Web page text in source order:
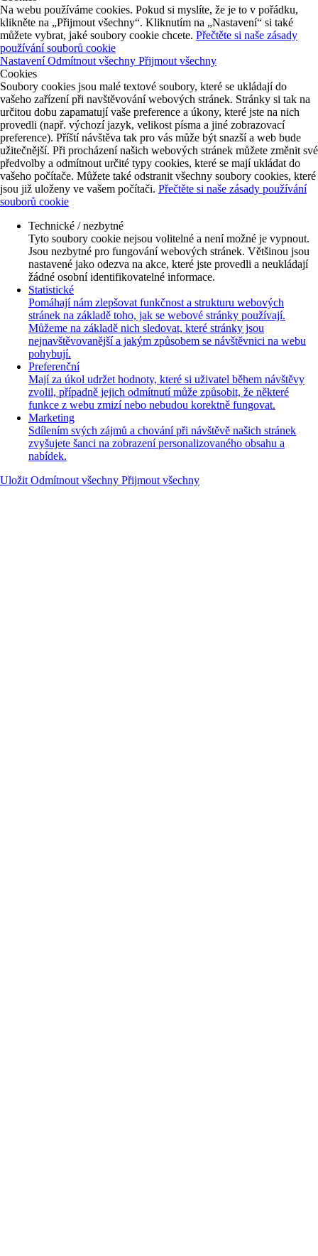
Na webu používáme cookies. Pokud si myslíte, že je to v pořádku,
klikněte na „Přijmout všechny“. Kliknutím na „Nastavení“ si také
můžete vybrat, jaké soubory cookie chcete. Přečtěte si naše zásady
používání souborů cookie
NastaveníOdmítnout všechny Přijmout všechny
Cookies
Soubory cookies jsou malé textové soubory, které se ukládají do
vašeho zařízení při navštěvování webových stránek. Stránky si tak na
určitou dobu zapamatují vaše preference a úkony, které jste na nich
provedli (např. výchozí jazyk, velikost písma a jiné zobrazovací
preference). Příští návštěva tak pro vás může být snazší a web bude
užitečnější. Při procházení našich webových stránek můžete změnit své
předvolby a odmítnout určité typy cookies, které se mají ukládat do
vašeho počítače. Můžete také odstranit všechny soubory cookies, které
jsou již uloženy ve vašem počítači. Přečtěte si naše zásady používání
souborů cookie
Technické / nezbytné
Tyto soubory cookie nejsou volitelné a není možné je vypnout.
Jsou nezbytné pro fungování webových stránek. Většinou jsou
nastavené jako odezva na akce, které jste provedli a neukládají
žádné osobní identifikovatelné informace.
Statistické
Pomáhají nám zlepšovat funkčnost a strukturu webových
stránek na základě toho, jak se webové stránky používají.
Můžeme na základě nich sledovat, které stránky jsou
nejnavštěvovanější a jakým způsobem se návštěvnici na webu
pohybují.
Preferenční
Mají za úkol udržet hodnoty, které si uživatel během návštěvy
zvolil, případně jejich odmítnutí může způsobit, že některé
funkce z webu zmizí nebo nebudou korektně fungovat.
Marketing
Sdílením svých zájmů a chování při návštěvě našich stránek
zvyšujete šanci na zobrazení personalizovaného obsahu a
nabídek.
Uložit Odmítnout všechny Přijmout všechny